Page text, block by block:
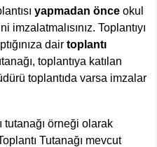
yapmadan önce okul
Toplantıyı
dair toplantı
toplantıya katılan
toplantıda varsa imzalar
tutanağı örneği olarak
Tutanağı mevcut